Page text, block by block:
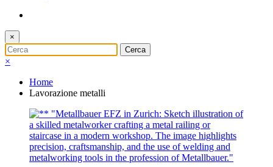
×
×
Home
Lavorazione metalli